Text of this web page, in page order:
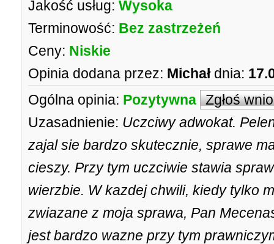
Jakość usług: Wysoka
Terminowość: Bez zastrzeżeń
Ceny: Niskie
Opinia dodana przez: Michał dnia:
Ogólna opinia: Pozytywna Zgłoś
Uzasadnienie: Uczciwy adwokat.
zajal sie bardzo skutecznie, sprawe
cieszy. Przy tym uczciwie stawia
wierzbie. W kazdej chwili, kiedy tylko
zwiazane z moja sprawa, Pan
jest bardzo wazne przy tym